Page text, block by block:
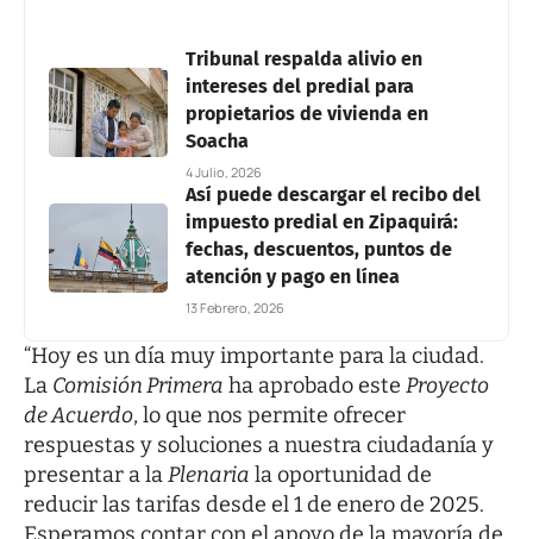
Tribunal respalda alivio en
intereses del predial para
propietarios de vivienda en
Soacha
4 Julio, 2026
Así puede descargar el recibo del
impuesto predial en Zipaquirá:
fechas, descuentos, puntos de
atención y pago en línea
13 Febrero, 2026
“Hoy es un día muy importante para la ciudad.
La Comisión Primera ha aprobado este Proyecto
de Acuerdo, lo que nos permite ofrecer
respuestas y soluciones a nuestra ciudadanía y
presentar a laPlenaria la oportunidad de
reducir las tarifas desde el 1 de enero de 2025.